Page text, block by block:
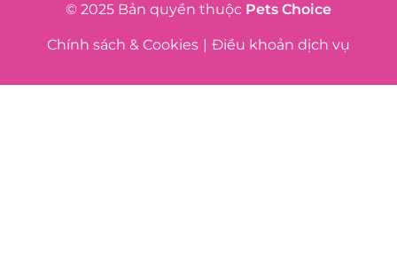
© 2025 Bản quyền thuộc Pets Choice
Chính sách & Cookies | Điều khoản dịch vụ